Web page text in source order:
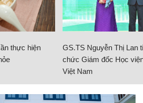
thực hiện
GS.TS Nguyễn Thị Lan
chức Giám đốc Học
Việt Nam